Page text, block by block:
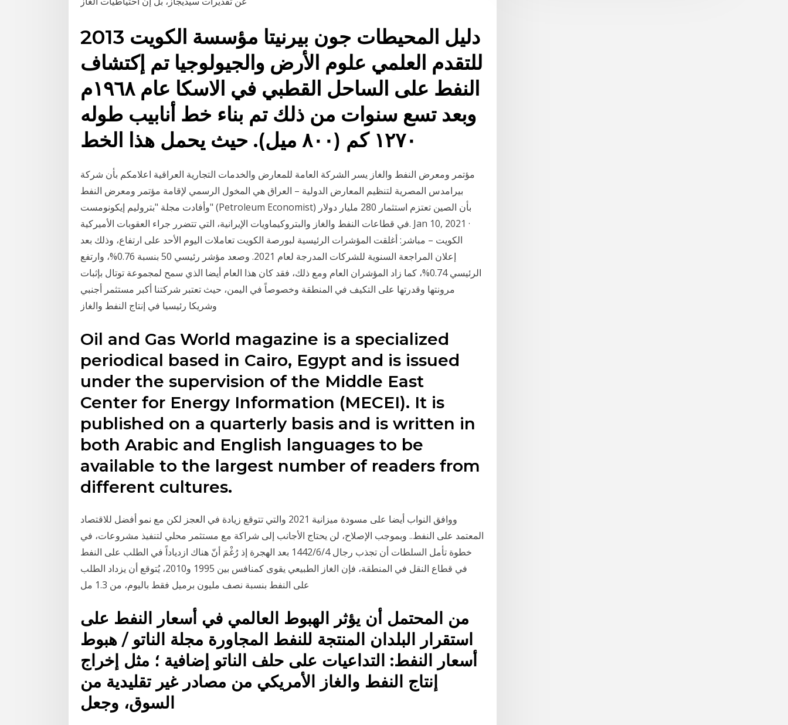
2013 دليل المحيطات جون بيرنيتا مؤسسة الكويت
للتقدم العلمي علوم الأرض والجيولوجيا تم إكتشاف
النفط على الساحل القطبي في الاسكا عام ١٩٦٨م
وبعد تسع سنوات من ذلك تم بناء خط أنابيب طوله
١٢٧٠ كم (٨٠٠ ميل). حيث يحمل هذا الخط
مؤتمر ومعرض النفط والغاز يسر الشركة العامة للمعارض والخدمات التجارية العراقية اعلامكم بأن شركة
بيرامدس المصرية لتنظيم المعارض الدولية – العراق هي المخول الرسمي لإقامة مؤتمر ومعرض النفط
وأفادت مجلة "بتروليم إيكونومست" (Petroleum Economist) بأن الصين تعتزم استثمار 280 مليار دولار
في قطاعات النفط والغاز والبتروكيماويات الإيرانية، التي تتضرر جراء العقوبات الأميركية. Jan 10, 2021 ·
الكويت – مباشر: أغلقت المؤشرات الرئيسية لبورصة الكويت تعاملات اليوم الأحد على ارتفاع، وذلك بعد
إعلان المراجعة السنوية للشركات المدرجة لعام 2021. وصعد مؤشر رئيسي 50 بنسبة 0.76%، وارتفع
الرئيسي 0.74%، كما زاد المؤشران العام ومع ذلك، فقد كان هذا العام أيضا الذي سمح لمجموعة توتال بإثبات
مرونتها وقدرتها على التكيف في المنطقة وخصوصاً في اليمن، حيث تعتبر شركتنا أكبر مستثمر أجنبي
وشريكا رئيسيا في إنتاج النفط والغاز
Oil and Gas World magazine is a specialized
periodical based in Cairo, Egypt and is issued
under the supervision of the Middle East
Center for Energy Information (MECEI). It is
published on a quarterly basis and is written in
both Arabic and English languages to be
available to the largest number of readers from
different cultures.
ووافق النواب أيضا على مسودة ميزانية 2021 والتي تتوقع زيادة في العجز لكن مع نمو أفضل للاقتصاد
المعتمد على النفط.. وبموجب الإصلاح، لن يحتاج الأجانب إلى شراكة مع مستثمر محلي لتنفيذ مشروعات، في
خطوة تأمل السلطات أن تجذب رجال 4‏‏/6‏‏/1442 بعد الهجرة إذ رُغْمَ أنّ هناك ازدياداً في الطلب على النفط
في قطاع النقل في المنطقة، فإن الغاز الطبيعي يقوى كمنافس بين 1995 و2010، يُتوقع أن يزداد الطلب
على النفط بنسبة نصف مليون برميل فقط باليوم، من 1.3 مل
من المحتمل أن يؤثر الهبوط العالمي في أسعار النفط على
استقرار البلدان المنتجة للنفط المجاورة مجلة الناتو / هبوط
أسعار النفط: التداعيات على حلف الناتو إضافية ؛ مثل إخراج
إنتاج النفط والغاز الأمريكي من مصادر غير تقليدية من
السوق، وجعل